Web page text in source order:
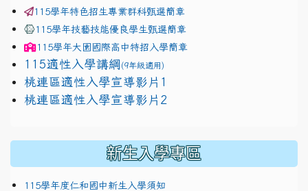
115學年特色招生專業群科甄選簡章
115學年技藝技能優良學生甄選簡章
115學年大園國際高中特招入學簡章
115適性入學講綱 (9年級適用)
link to https://docs.google.com/presentation/d/
桃連區適性入學宣導影片1
link to https://docs.google.com/presentation/d/
桃連區適性入學宣導影片2
新生入學專區
115學年度仁和國中新生入學須知